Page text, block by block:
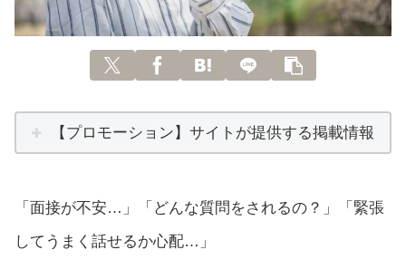
【プロモーション】サイトが提供する掲載情報
「面接が不安…」「どんな質問をされるの？」「緊張
してうまく話せるか心配…」